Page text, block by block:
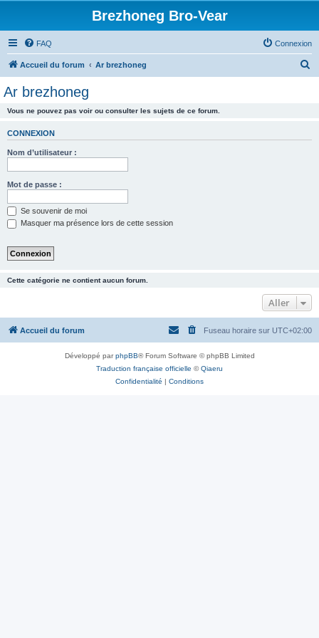
Brezhoneg Bro-Vear
FAQ Connexion
Accueil du forum Ar brezhoneg
Ar brezhoneg
Vous ne pouvez pas voir ou consulter les sujets de ce forum.
CONNEXION
Nom d’utilisateur :
Mot de passe :
Se souvenir de moi
Masquer ma présence lors de cette session
Cette catégorie ne contient aucun forum.
Aller
Accueil du forum Fuseau horaire sur UTC+02:00
Développé parphpBB® Forum Software © phpBB Limited
Traduction française officielle ©Qiaeru
Confidentialité | Conditions